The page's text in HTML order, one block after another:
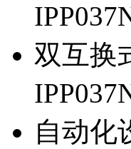
双互换
自动化